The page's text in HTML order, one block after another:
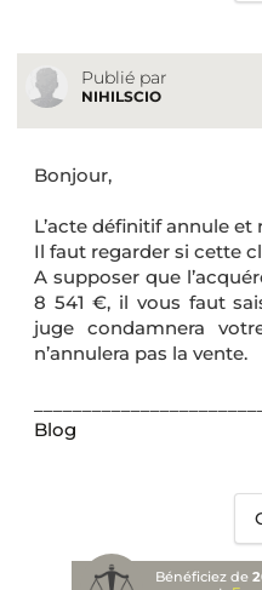
Publié par
NIHILSCIO
Bonjour,
L’acte définitif annule
Il faut regarder si cette
A supposer que
8 541 €, il vous faut
juge condamnera
n’annulera pas la vente.
Blog
Bénéficiez de